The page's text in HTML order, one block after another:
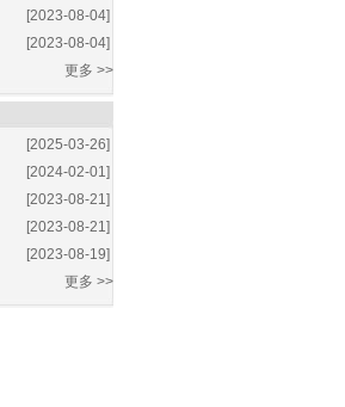
[2023-08-04]
[2023-08-04]
更多 >>
[2025-03-26]
[2024-02-01]
[2023-08-21]
[2023-08-21]
[2023-08-19]
更多 >>